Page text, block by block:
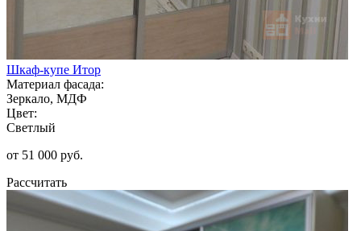
Шкаф-купе Итор
Материал фасада:
Зеркало, МДФ
Цвет:
Светлый
от 51 000 руб.
Рассчитать